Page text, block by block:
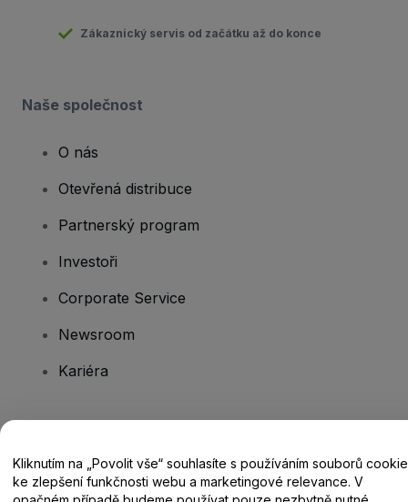
Zákaznický servis od začátku až do konce
Naše společnost
O nás
Otevřená distribuce
Partnerský program
Investoři
Corporate Service
Newsroom
Kariéra
Centrum nápovědy / Kontakt
Kliknutím na „Povolit vše“ souhlasíte s používáním souborů cookie
ke zlepšení funkčnosti webu a marketingové relevance. V